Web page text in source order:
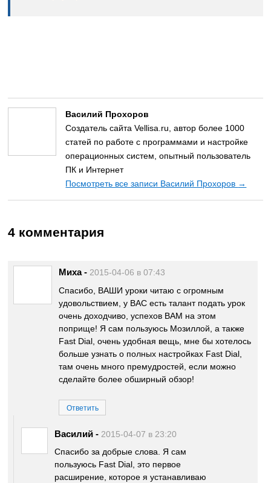
Василий Прохоров
Создатель сайта Vellisa.ru, автор более 1000
статей по работе с программами и настройке
операционных систем, опытный пользователь
ПК и Интернет
Посмотреть все записи Василий Прохоров →
4 комментария
Миха - 2015-04-06 в 07:43
Спасибо, ВАШИ уроки читаю с огромным
удовольствием, у ВАС есть талант подать урок
очень доходчиво, успехов ВАМ на этом
поприще! Я сам пользуюсь Мозиллой, а также
Fast Dial, очень удобная вещь, мне бы хотелось
больше узнать о полных настройках Fast Dial,
там очень много премудростей, если можно
сделайте более обширный обзор!
Ответить
Василий - 2015-04-07 в 23:20
Спасибо за добрые слова. Я сам
пользуюсь Fast Dial, это первое
расширение, которое я устанавливаю